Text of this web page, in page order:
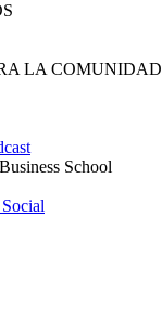
LA COMUNIDAD
School